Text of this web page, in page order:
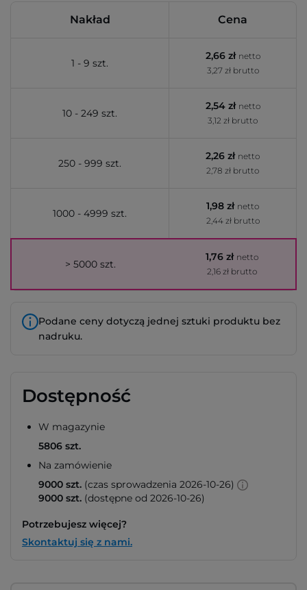
Nakład Cena
1 - 9 szt.
2,66 zł netto
3,27 zł brutto
10 - 249 szt.
2,54 zł netto
3,12 zł brutto
250 - 999 szt.
2,26 zł netto
2,78 zł brutto
1000 - 4999 szt.
1,98 zł netto
2,44 zł brutto
> 5000 szt.
1,76 zł netto
2,16 zł brutto
Podane ceny dotyczą jednej sztuki produktu bez
nadruku.
Dostępność
W magazynie
5806 szt.
Na zamówienie
9000 szt. (czas sprowadzenia 2026-10-26)
9000 szt. (dostępne od 2026-10-26)
Potrzebujesz więcej?
Skontaktuj się z nami.